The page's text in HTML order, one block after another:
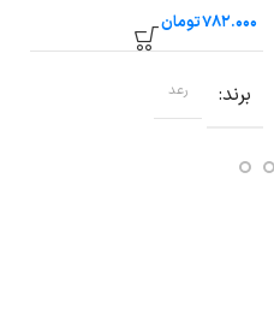
تومان
برند رعد